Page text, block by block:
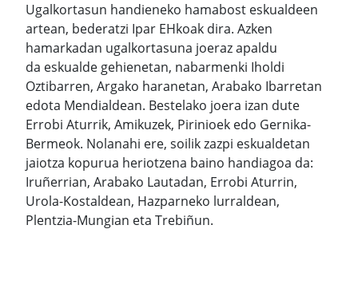
Ugalkortasun handieneko hamabost eskualdeen
artean, bederatzi Ipar EHkoak dira. Azken
hamarkadan ugalkortasuna joeraz apaldu
da eskualde gehienetan, nabarmenki Iholdi
Oztibarren, Argako haranetan, Arabako Ibarretan
edota Mendialdean. Bestelako joera izan dute
Errobi Aturrik, Amikuzek, Pirinioek edo Gernika-
Bermeok. Nolanahi ere, soilik zazpi eskualdetan
jaiotza kopurua heriotzena baino handiagoa da:
Iruñerrian, Arabako Lautadan, Errobi Aturrin,
Urola-Kostaldean, Hazparneko lurraldean,
Plentzia-Mungian eta Trebiñun.